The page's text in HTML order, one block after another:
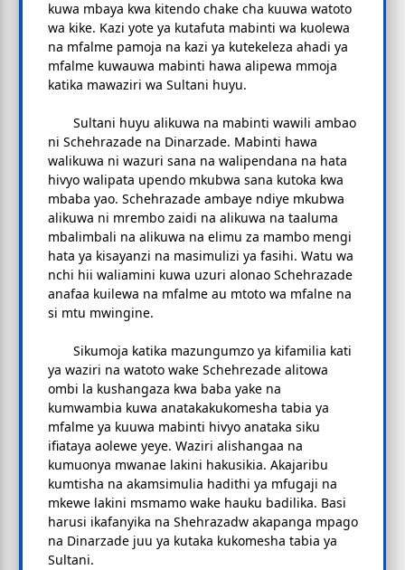
kuwa mbaya kwa kitendo chake cha kuuwa watoto
wa kike. Kazi yote ya kutafuta mabinti wa kuolewa
na mfalme pamoja na kazi ya kutekeleza ahadi ya
mfalme kuwauwa mabinti hawa alipewa mmoja
katika mawaziri wa Sultani huyu.
Sultani huyu alikuwa na mabinti wawili ambao
ni Schehrazade na Dinarzade. Mabinti hawa
walikuwa ni wazuri sana na walipendana na hata
hivyo walipata upendo mkubwa sana kutoka kwa
mbaba yao. Schehrazade ambaye ndiye mkubwa
alikuwa ni mrembo zaidi na alikuwa na taaluma
mbalimbali na alikuwa na elimu za mambo mengi
hata ya kisayanzi na masimulizi ya fasihi. Watu wa
nchi hii waliamini kuwa uzuri alonao Schehrazade
anafaa kuilewa na mfalme au mtoto wa mfalne na
si mtu mwingine.
Sikumoja katika mazungumzo ya kifamilia kati
ya waziri na watoto wake Schehrezade alitowa
ombi la kushangaza kwa baba yake na
kumwambia kuwa anatakakukomesha tabia ya
mfalme ya kuuwa mabinti hivyo anataka siku
ifiataya aolewe yeye. Waziri alishangaa na
kumuonya mwanae lakini hakusikia. Akajaribu
kumtisha na akamsimulia hadithi ya mfugaji na
mkewe lakini msmamo wake hauku badilika. Basi
harusi ikafanyika na Shehrazadw akapanga mpago
na Dinarzade juu ya kutaka kukomesha tabia ya
Sultani.